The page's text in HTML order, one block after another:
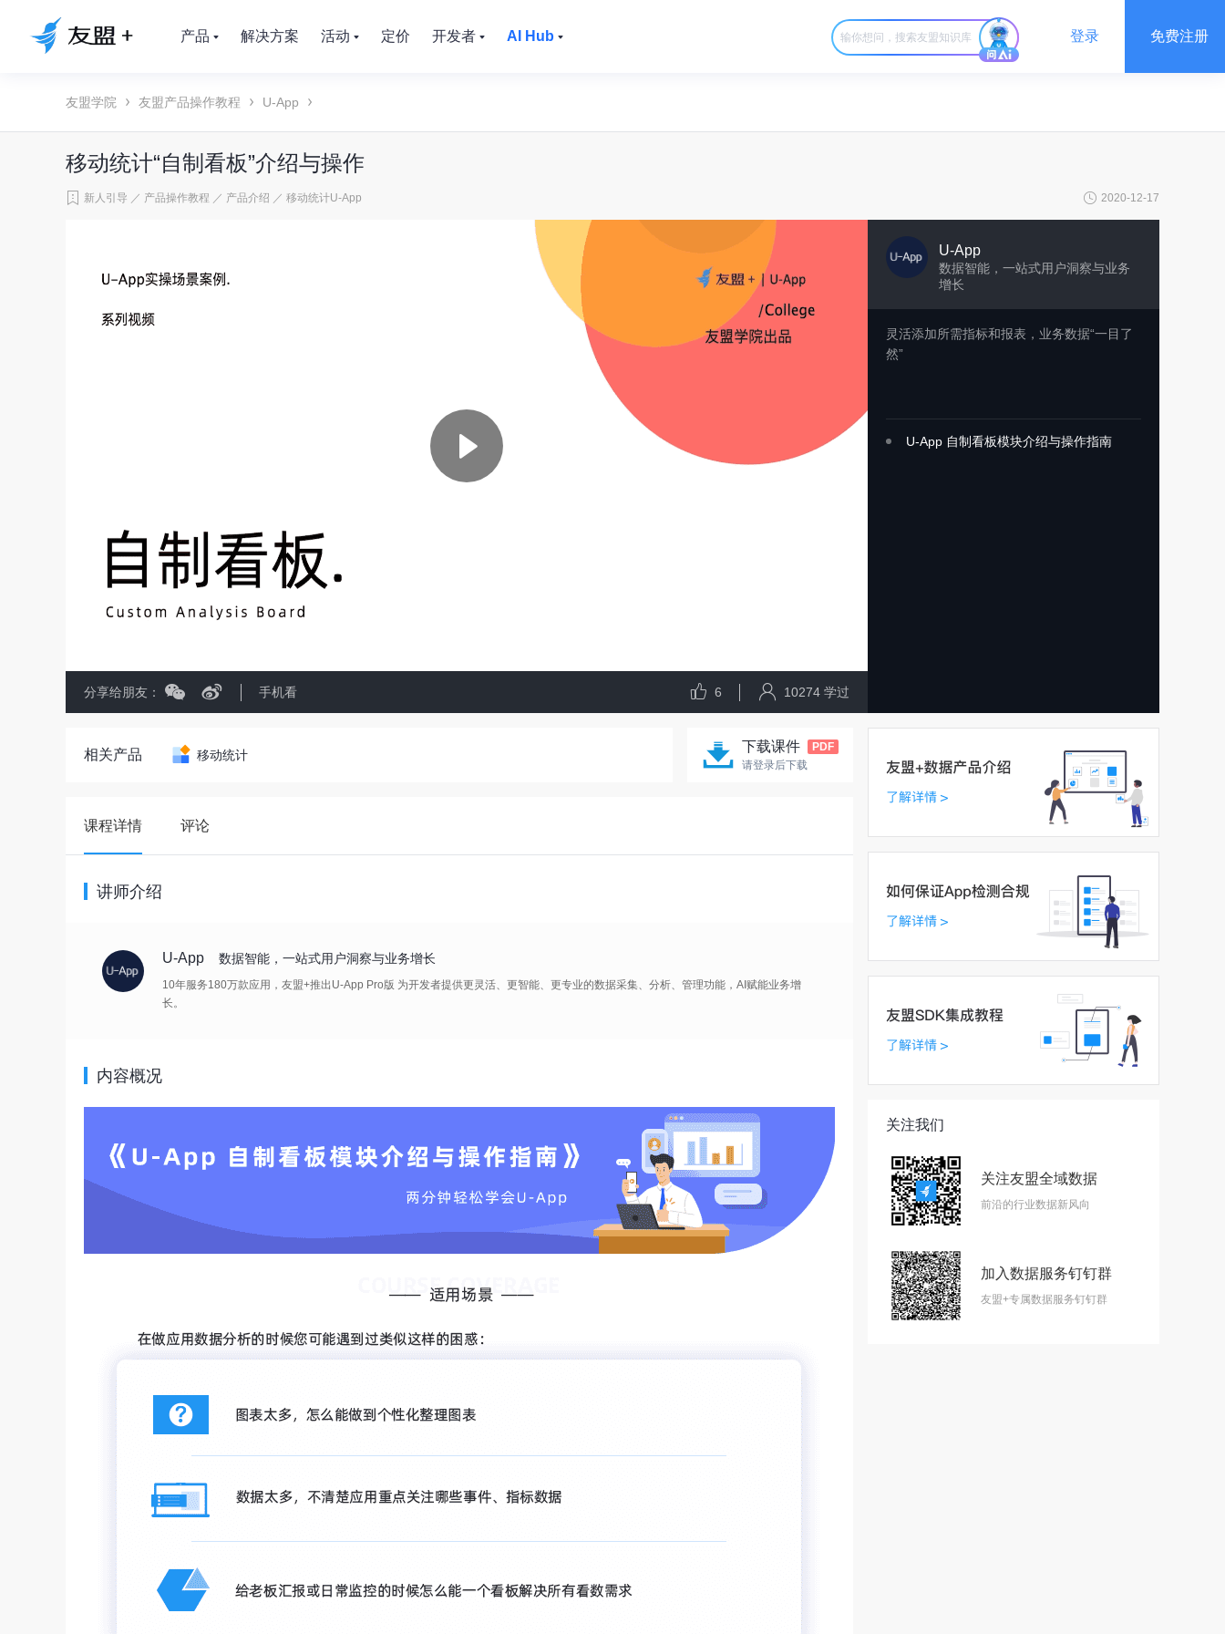
产品 解决方案 活动 定价 开发者 AI Hub 登录 免费注册
友盟学院 友盟产品操作教程 U-App
移动统计“自制看板”介绍与操作
新人引导 ／ 产品操作教程 ／ 产品介绍 ／ 移动统计U-App 2020-12-17
分享给朋友： 手机看 10274 学过
6
U-App
数据智能，一站式用户洞察与业务
增长
灵活添加所需指标和报表，业务数据“一目了
然”
U-App 自制看板模块介绍与操作指南
相关产品 移动统计
下载课件
PDF
请登录后下载
课程详情 评论
讲师介绍
U-App 数据智能，一站式用户洞察与业务增长
10年服务180万款应用，友盟+推出U-App Pro版 为开发者提供更灵活、更智能、更专业的数据采集、分析、管理功能，AI赋能业务增
长。
内容概况
关注我们
关注友盟全域数据
前沿的行业数据新风向
加入数据服务钉钉群
友盟+专属数据服务钉钉群